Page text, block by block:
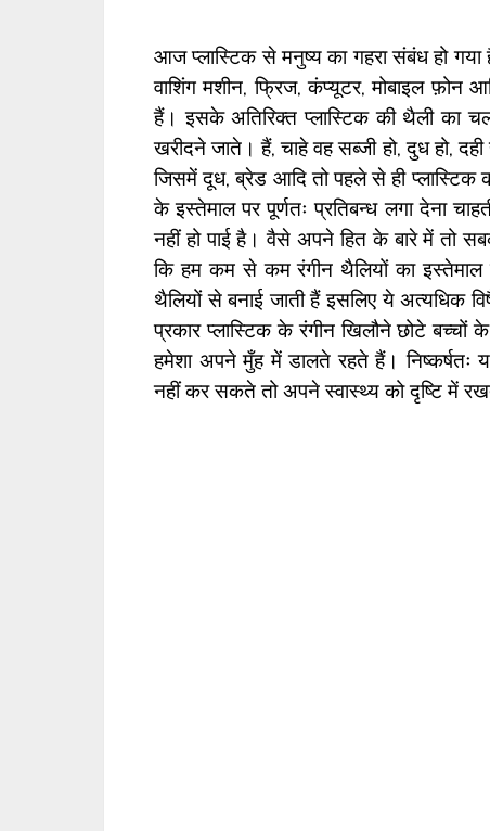
आज प्लास्टिक से मनुष्य का गहरा संबंध हो गया
वाशिंग मशीन, फ्रिज, कंप्यूटर, मोबाइल फ़ोन
हैं। इसके अतिरिक्त प्लास्टिक की थैली का
खरीदने जाते। हैं, चाहे वह सब्जी हो, दुध हो,
जिसमें दूध, ब्रेड आदि तो पहले से ही प्लास्टिक
के इस्तेमाल पर पूर्णतः प्रतिबन्ध लगा देना
नहीं हो पाई है। वैसे अपने हित के बारे में तो
कि हम कम से कम रंगीन थैलियों का इस्तेमाल
थैलियों से बनाई जाती हैं इसलिए ये अत्यधिक
प्रकार प्लास्टिक के रंगीन खिलौने छोटे बच्चों
हमेशा अपने मुँह में डालते रहते हैं। निष्कर्षतः
नहीं कर सकते तो अपने स्वास्थ्य को दृष्टि में